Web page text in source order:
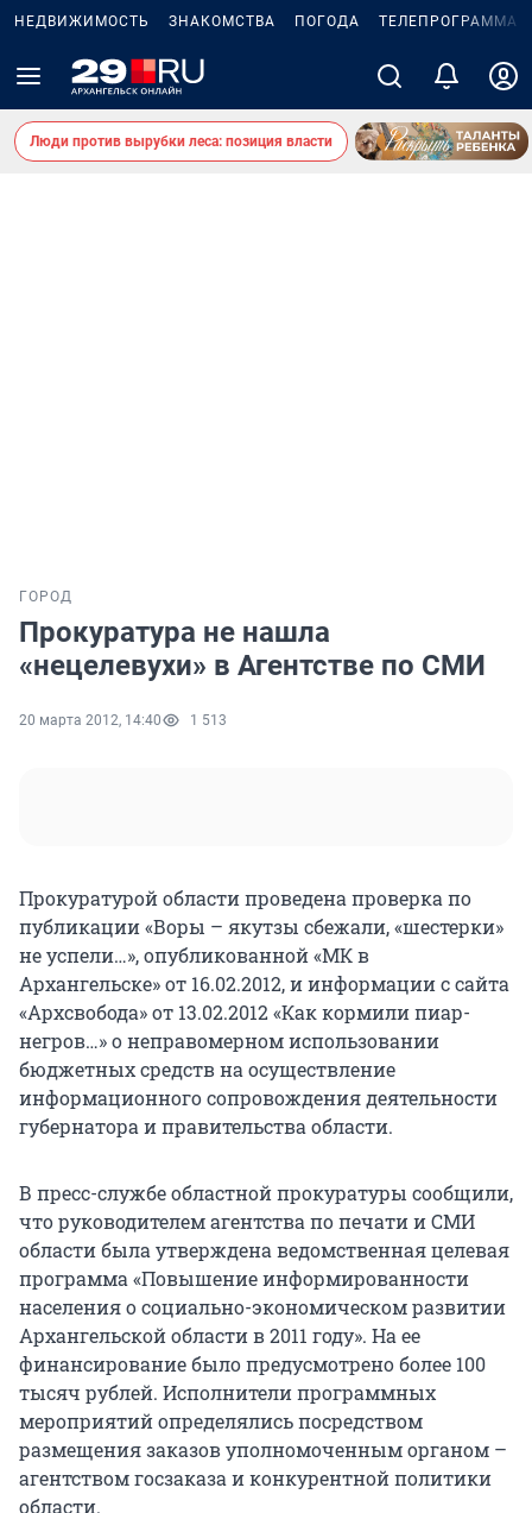
НЕДВИЖИМОСТЬ ЗНАКОМСТВА ПОГОДА ТЕЛЕПРОГРАММА
Люди против вырубки леса: позиция власти
ГОРОД
Прокуратура не нашла
«нецелевухи» в Агентстве по СМИ
20 марта 2012, 14:40 1 513
Прокуратурой области проведена проверка по
публикации «Воры – якутзы сбежали, «шестерки»
не успели…», опубликованной «МК в
Архангельске» от 16.02.2012, и информации с сайта
«Архсвобода» от 13.02.2012 «Как кормили пиар-
негров…» о неправомерном использовании
бюджетных средств на осуществление
информационного сопровождения деятельности
губернатора и правительства области.
В пресс-службе областной прокуратуры сообщили,
что руководителем агентства по печати и СМИ
области была утверждена ведомственная целевая
программа «Повышение информированности
населения о социально-экономическом развитии
Архангельской области в 2011 году». На ее
финансирование было предусмотрено более 100
тысяч рублей. Исполнители программных
мероприятий определялись посредством
размещения заказов уполномоченным органом –
агентством госзаказа и конкурентной политики
области.